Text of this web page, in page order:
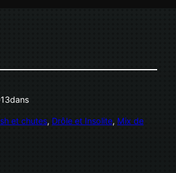
dans
et chutes, Drôle et Insolite, Mix de